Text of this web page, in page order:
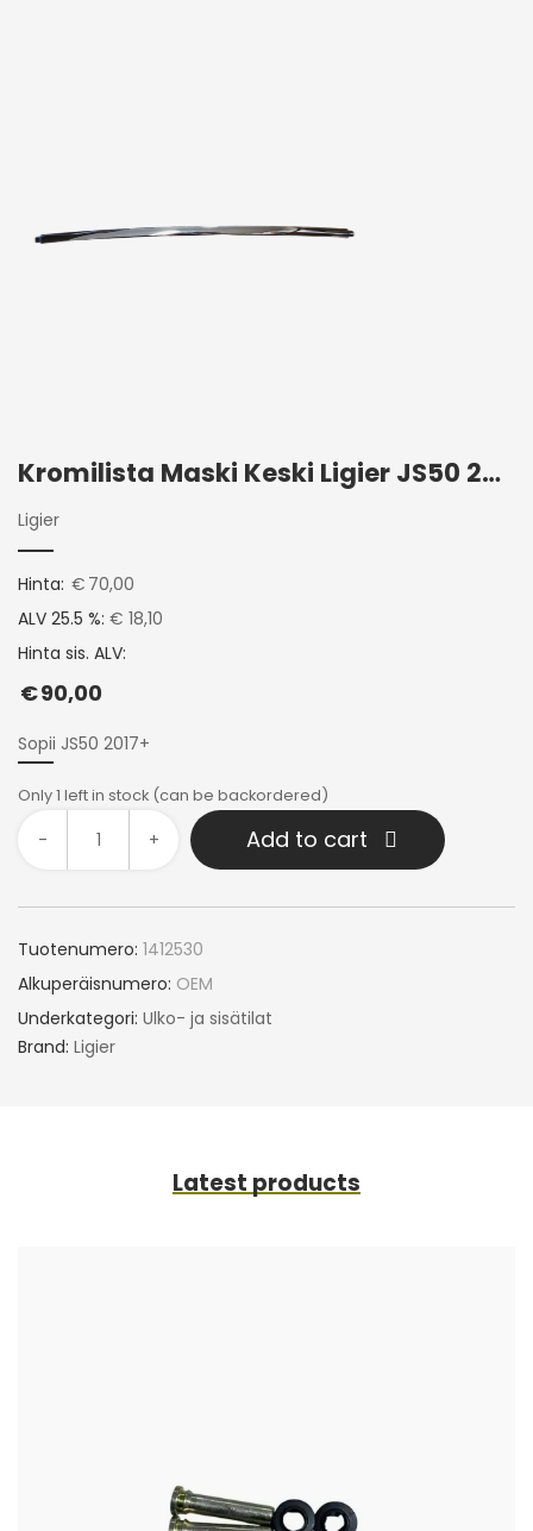
Kromilista Maski Keski Ligier JS50 2017+
Ligier
Hinta: € 70,00
ALV 25.5 %: € 18,10
Hinta sis. ALV:
€90,00
Sopii JS50 2017+
Only 1 left in stock (can be backordered)
- + Add to cart
Tuotenumero: 1412530
Alkuperäisnumero: OEM
Underkategori: Ulko- ja sisätilat
Brand: Ligier
Latest products